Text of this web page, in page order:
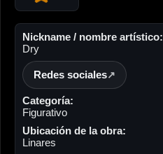
Nickname / nombre artístico:
Dry
Redes sociales
Categoría:
Figurativo
Ubicación de la obra:
Linares